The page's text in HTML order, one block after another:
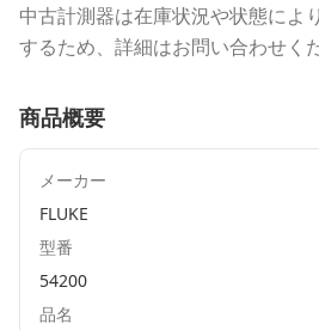
中古計測器は在庫状況や状態によ
するため、詳細はお問い合わせく
商品概要
メーカー
FLUKE
型番
54200
品名